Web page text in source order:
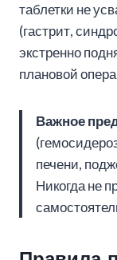
таблетки не
(гастрит,
экстренно
плановой
Важное
печени,
Никогда не